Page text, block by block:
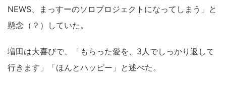
NEWS、まっすーのソロプロジェクトになってしまう」と
懸念（？）していた。
増田は大喜びで、「もらった愛を、3人でしっかり返して
行きます」「ほんとハッピー」と述べた。